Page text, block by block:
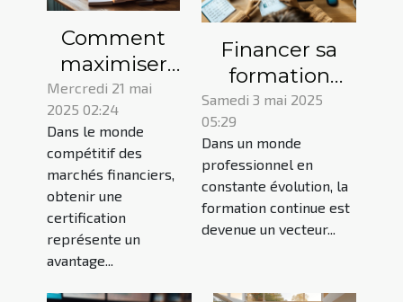
Comment
maximiser
vos chances
de réussite à
la
certification
des marchés
financiers
Mercredi 21 mai
2025 02:24
Dans le monde
compétitif des
marchés financiers,
obtenir une
certification
représente un
avantage...
Financer sa
formation
professionnelle
via le CPF
mode
d'emploi et
astuces
Samedi 3 mai 2025
05:29
Dans un monde
professionnel en
constante évolution, la
formation continue est
devenue un vecteur...